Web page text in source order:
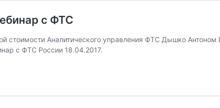
с ФТС
стоимости Аналитического управления ФТС Дышко
с ФТС России 18.04.2017.